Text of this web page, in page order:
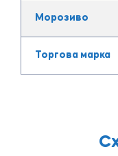
Морозиво
Торгова марка